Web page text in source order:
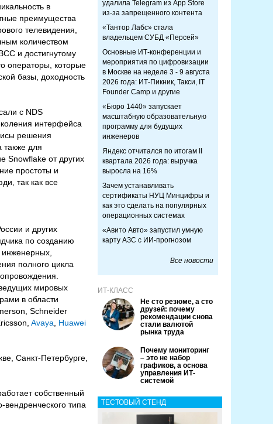
в
преимущества
телевидения,
количеством
и достигнутому
операторы, которые
базы, доходность
с NDS
интерфейса
решения
также для
Snowflake от других
простоты и
так как все
и других
по созданию
полного цикла
мировых
в области
Schneider
Avaya
Huawei
Санкт-Петербурге,
собственный
типа
удалила Telegram из App Store
из-за запрещенного контента
«Тантор Лабс» стала
владельцем СУБД «Персей»
Основные ИТ-конференции и
мероприятия по цифровизации
в Москве на неделе 3 - 9 августа
2026 года: ИТ-Пикник, Такси, IT
Founder Camp и другие
«Бюро 1440» запускает
масштабную образовательную
программу для будущих
инженеров
Яндекс отчитался по итогам II
квартала 2026 года: выручка
выросла на 16%
Зачем устанавливать
сертификаты НУЦ Минцифры и
как это сделать на популярных
операционных системах
«Авито Авто» запустил умную
карту АЗС с ИИ-прогнозом
Все новости
ИТ-КЛАСС
Не сто резюме, а сто
друзей: почему
рекомендации снова
стали валютой
рынка труда
Почему мониторинг
– это не набор
графиков, а основа
управления ИТ-
системой
ТЕСТОВЫЙ СТЕНД